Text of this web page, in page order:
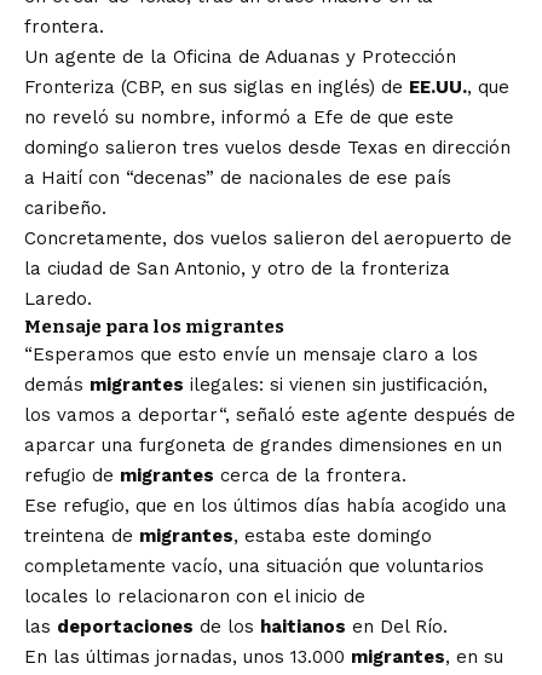
frontera.
Un agente de la Oficina de Aduanas y Protección
Fronteriza (CBP, en sus siglas en inglés) de EE.UU., que
no reveló su nombre, informó a Efe de que este
domingo salieron tres vuelos desde Texas en dirección
a Haití con “decenas” de nacionales de ese país
caribeño.
Concretamente, dos vuelos salieron del aeropuerto de
la ciudad de San Antonio, y otro de la fronteriza
Laredo.
Mensaje para los migrantes
“Esperamos que esto envíe un mensaje claro a los
demás migrantes ilegales: si vienen sin justificación,
los vamos a deportar“, señaló este agente después de
aparcar una furgoneta de grandes dimensiones en un
refugio de migrantes cerca de la frontera.
Ese refugio, que en los últimos días había acogido una
treintena de migrantes, estaba este domingo
completamente vacío, una situación que voluntarios
locales lo relacionaron con el inicio de
las deportaciones de los haitianos en Del Río.
En las últimas jornadas, unos 13.000 migrantes, en su